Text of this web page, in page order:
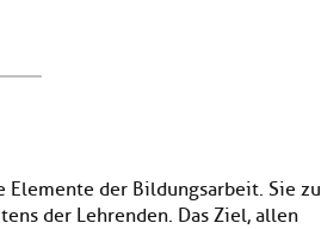
der Bildungsarbeit. Sie zu
der Lehrenden. Das Ziel, allen